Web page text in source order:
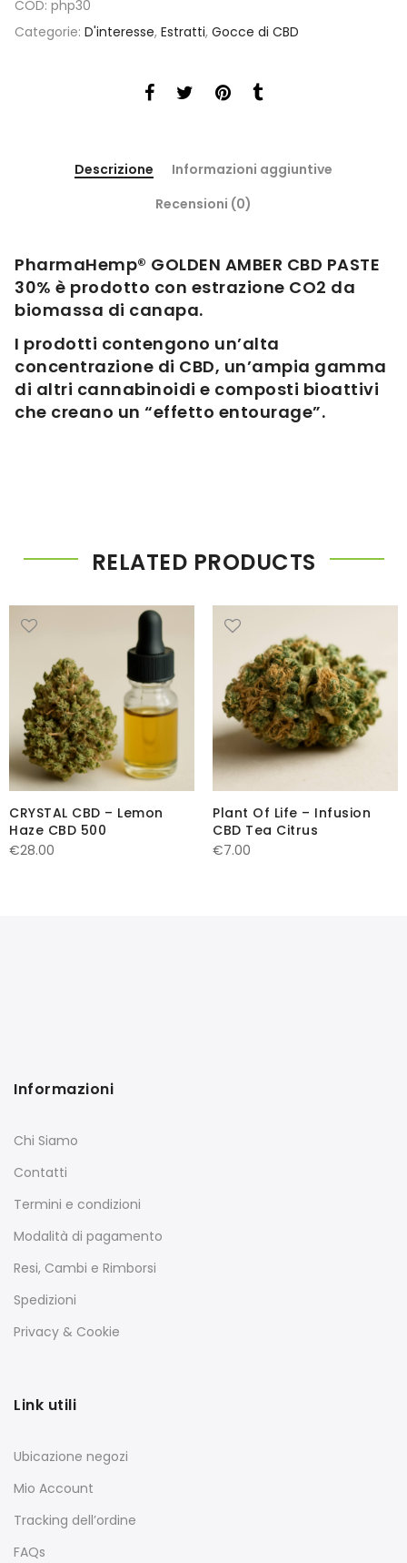
COD: php30
Categorie: D'interesse, Estratti, Gocce di CBD
Descrizione
Informazioni aggiuntive
Recensioni (0)
PharmaHemp® GOLDEN AMBER CBD PASTE
30% è prodotto con estrazione CO2 da
biomassa di canapa.
I prodotti contengono un’alta
concentrazione di CBD, un’ampia gamma
di altri cannabinoidi e composti bioattivi
che creano un “effetto entourage”.
RELATED PRODUCTS
CRYSTAL CBD – Lemon
Haze CBD 500
€28.00
Plant Of Life – Infusion
CBD Tea Citrus
€7.00
Informazioni
Chi Siamo
Contatti
Termini e condizioni
Modalità di pagamento
Resi, Cambi e Rimborsi
Spedizioni
Privacy & Cookie
Link utili
Ubicazione negozi
Mio Account
Tracking dell’ordine
FAQs